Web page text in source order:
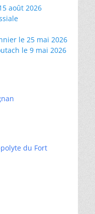
août 2026
le 25 mai 2026
le 9 mai 2026
du Fort